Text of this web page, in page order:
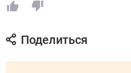
Поделиться